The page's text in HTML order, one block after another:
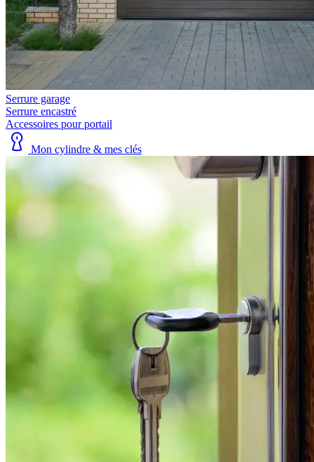
Serrure garage
Serrure encastré
Accessoires pour portail
Mon cylindre & mes clés